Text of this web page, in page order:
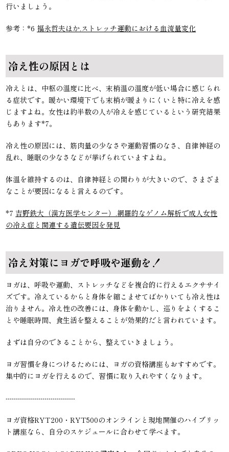
行いましょう。
参考：*6 福永哲夫ほか.ストレッチ運動における血流量変化
冷え性の原因とは
冷えとは、中枢の温度に比べ、末梢温の温度が低い場合に感じられ
る症状です。暖かい環境下でも末梢が暖まりにくいと特に冷えを感
じますよね。女性は約半数の人が冷えを感じているという研究結果
もあります*7。
冷え性の原因には、筋肉量の少なさや運動習慣のなさ、自律神経の
乱れ、睡眠の少なさなどが挙げられていますよね。
体温を維持するのは、自律神経との関わりが大きいので、さまざま
なことが要因になると言えるのです。
*7 吉野鉄大（漢方医学センター）.網羅的なゲノム解析で成人女性
の冷え症と関連する遺伝要因を発見
冷え対策にヨガで呼吸や運動を！
ヨガは、呼吸や運動、ストレッチなどを複合的に行えるエクササイ
ズです。冷えているからと身体を縮こませてばかりいても冷え性は
治りません。冷え性の改善には、身体を動かし、巡りをよくするこ
とや睡眠時間、食生活を整えることが効果的だと言われています。
まずは自分のできることから、整えていきましょう。
ヨガ習慣を身につけるためには、ヨガの資格講座もおすすめです。
集中的にヨガを行えるので、習慣に取り入れやすくなります。
----------------------------------
ヨガ資格RYT200・RYT500のオンラインと現地開催のハイブリッ
ト講座なら、自分のスケジュールに合わせて学べます。